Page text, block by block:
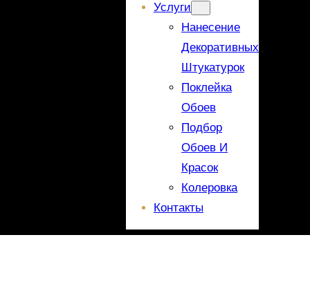
Услуги
Нанесение
Декоративных
Штукатурок
Поклейка
Обоев
Подбор
Обоев И
Красок
Колеровка
Контакты